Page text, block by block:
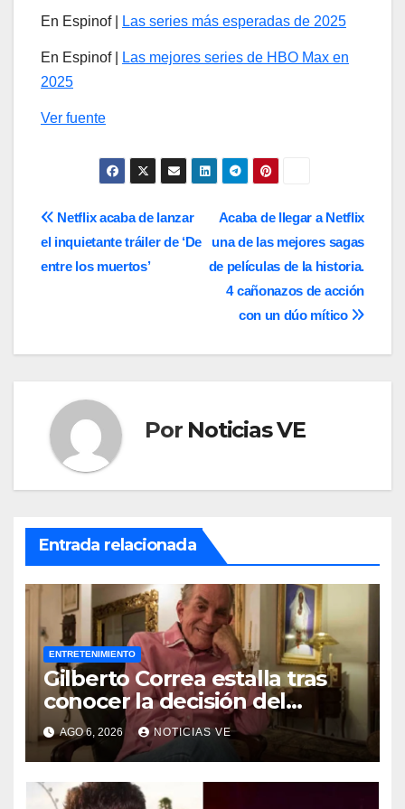
En Espinof | Las series más esperadas de 2025
En Espinof |
Las mejores series de HBO Max en
2025
Ver fuente
Navegación
de
Acaba de llegar a Netflix
una de las mejores sagas
de películas de la historia.
4 cañonazos de acción
con un dúo mítico
Netflix acaba de lanzar
el inquietante tráiler de ‘De
entre los muertos’
Por Noticias VE
Entrada relacionada
ENTRETENIMIENTO
Gilberto Correa estalla tras
conocer la decisión del
tribunal en su caso
AGO 6, 2026 NOTICIAS VE